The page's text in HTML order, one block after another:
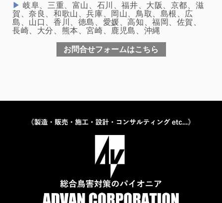
▶岐阜、三重、富山、石川、福井、大阪、京都、滋
賀、奈良、和歌山、兵庫、岡山、鳥取、島根、広
島、山口、香川、徳島、愛媛、高知、福岡、佐賀、
長崎、大分、熊本、宮崎、鹿児島、沖縄
お問合せフォームはこちら